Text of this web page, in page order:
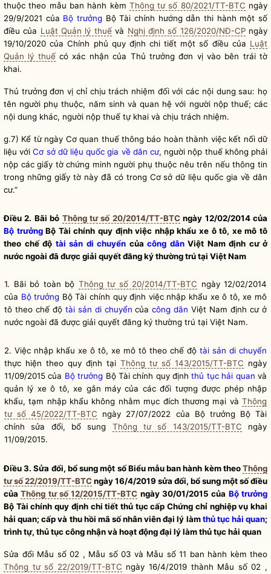
thuộc theo mẫu ban hành kèm Thông tư số 80/2021/TT-BTC ngày
29/9/2021 của Bộ trưởng Bộ Tài chính hướng dẫn thi hành một số
điều của Luật Quản lý thuếvà Nghị định số 126/2020/NĐ-CPngày
19/10/2020 của Chính phủ quy định chi tiết một số điều của Luật
Quản lý thuếcó xác nhận của Thủ trưởng đơn vị vào bên trái tờ
khai.
Thủ trưởng đơn vị chỉ chịu trách nhiệm đối với các nội dung sau: họ
tên người phụ thuộc, năm sinh và quan hệ với người nộp thuế; các
nội dung khác, người nộp thuế tự khai và chịu trách nhiệm.
g.7) Kể từ ngày Cơ quan thuế thông báo hoàn thành việc kết nối dữ
liệu vớiCơ sở dữ liệu quốc gia về dân cư, người nộp thuế không phải
nộp các giấy tờ chứng minh người phụ thuộc nêu trên nếu thông tin
trong những giấy tờ này đã có trong Cơ sở dữ liệu quốc gia về dân
cư.”
Điều 2. Bãi bỏ Thông tư số 20/2014/TT-BTCngày 12/02/2014 của
Bộ trưởngBộ Tài chính quy định việc nhập khẩu xe ô tô, xe mô tô
theo chế độ tài sản di chuyển của công dânViệt Nam định cư ở
nước ngoài đã được giải quyết đăng ký thường trú tại Việt Nam
1. Bãi bỏ toàn bộ Thông tư số 20/2014/TT-BTC ngày 12/02/2014
của Bộ trưởng Bộ Tài chính quy định việc nhập khẩu xe ô tô, xe mô
tô theo chế độ tài sản di chuyển củacông dân Việt Nam định cư ở
nước ngoài đã được giải quyết đăng ký thường trú tại Việt Nam.
2. Việc nhập khẩu xe ô tô, xe mô tô theo chế độ tài sản di chuyển
thực hiện theo quy định tại Thông tư số 143/2015/TT-BTC ngày
11/09/2015 của Bộ trưởng Bộ Tài chính quy địnhthủ tục hải quan và
quản lý xe ô tô, xe gắn máy của các đối tượng được phép nhập
khẩu, tạm nhập khẩu không nhằm mục đích thương mại và Thông
tư số 45/2022/TT-BTC ngày 27/07/2022 của Bộ trưởng Bộ Tài
chính sửa đổi, bổ sung Thông tư số 143/2015/TT-BTC ngày
11/09/2015.
Điều 3. Sửa đổi, bổ sung một số Biểu mẫu ban hành kèm theoThông
tư số 22/2019/TT-BTCngày 16/4/2019 sửa đổi, bổ sung một số điều
củaThông tư số 12/2015/TT-BTC ngày 30/01/2015 của Bộ trưởng
Bộ Tài chính quy định chi tiết thủ tục cấp Chứng chỉ nghiệp vụ khai
hải quan; cấp và thu hồi mã số nhân viên đại lý làmthủ tục hải quan;
trình tự, thủ tục công nhận và hoạt động đại lý làmthủ tục hải quan
Sửa đổi Mẫu số 02 , Mẫu số 03 và Mẫu số 11 ban hành kèm theo
Thông tư số 22/2019/TT-BTC ngày 16/4/2019 thành Mẫu số 02 ,